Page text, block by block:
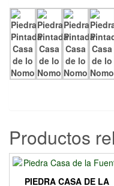
Productos
PIEDRA CASA DE LA